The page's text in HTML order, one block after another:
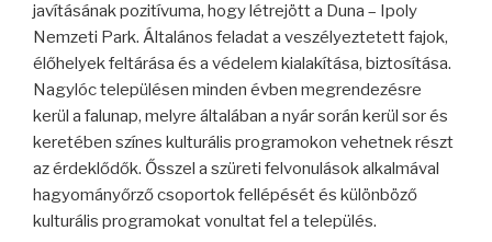
javításának pozitívuma, hogy létrejött a Duna – Ipoly
Nemzeti Park. Általános feladat a veszélyeztetett fajok,
élőhelyek feltárása és a védelem kialakítása, biztosítása.
Nagylóc településen minden évben megrendezésre
kerül a falunap, melyre általában a nyár során kerül sor és
keretében színes kulturális programokon vehetnek részt
az érdeklődők. Ősszel a szüreti felvonulások alkalmával
hagyományőrző csoportok fellépését és különböző
kulturális programokat vonultat fel a település.